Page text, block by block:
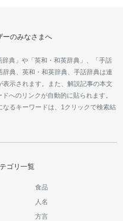
ーのみなさまへ
典」や「英和・和英辞典」、「手話
典、英和・和英辞典、手話辞典は連
示されます。また、解説記事の本文
へのリンクが自動的に貼られます。
るキーワードは、1クリックで検索結
ゴリ一覧
食品
人名
方言